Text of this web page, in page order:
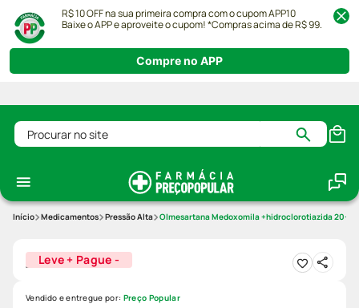
R$ 10 OFF na sua primeira compra com o cupom APP10
Baixe o APP e aproveite o cupom! *Compras acima de R$ 99.
Compre no APP
Procurar no site
Medicamentos Pressão Alta Olmesartana Medoxomila +hidroclorotiazida
Leve + Pague -
Vendido e entregue por: Preço Popular